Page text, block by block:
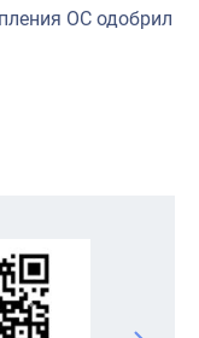
ОС одобрил